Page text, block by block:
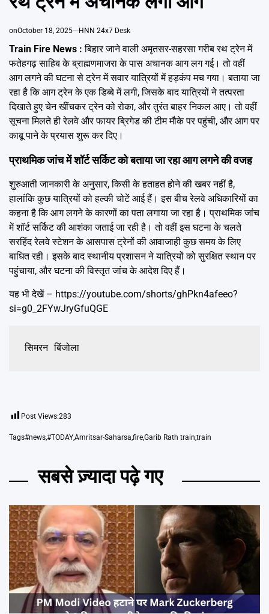
onOctober 18, 2025 HNN 24x7 Desk
Train Fire News : बिहार जाने वाली अमृतसर-सहरसा गरीब रथ ट्रेन में
फतेहगढ़ साहिब के ब्राह्मणमाजरा के पास अचानक आग लग गई। तो वहीं
आग लगने की घटना से ट्रेन में सवार यात्रियों में हड़कंप मच गया। बताया जा
रहा है कि आग ट्रेन के एक डिब्बे में लगी, जिसके बाद यात्रियों ने तत्परता
दिखाते हुए चेन खींचकर ट्रेन को रोका, और तुरंत बाहर निकल आए। तो वहीं
सूचना मिलते ही रेलवे और फायर ब्रिगेड की टीम मौके पर पहुंची, और आग पर
काबू पाने के प्रयास शुरू कर दिए।
प्राथमिक जांच में शॉर्ट सर्किट को बताया जा रहा आग लगने की वजह
शुरुआती जानकारी के अनुसार, किसी के हताहत होने की खबर नहीं है,
हालांकि कुछ यात्रियों को हल्की चोटें आई हैं। इस बीच रेलवे अधिकारियों का
कहना है कि आग लगने के कारणों का पता लगाया जा रहा है। प्राथमिक जांच
में शॉर्ट सर्किट की आशंका जताई जा रही है। तो वहीं इस घटना के चलते
सरहिंद रेलवे स्टेशन के आसपास ट्रेनों की आवाजाही कुछ समय के लिए
बाधित रही। इसके बाद स्थानीय प्रशासन ने यात्रियों को सुरक्षित स्थान पर
पहुंचाया, और घटना की विस्तृत जांच के आदेश दिए हैं।
यह भी देखें – https://youtube.com/shorts/ghPkn4afeeo?
si=g0_2FYwJryGfuQGE
सिमरन बिंजोला
Post Views:283
Tags#news,#TODAY,Amritsar-Saharsa,fire,Garib Rath train,train
सबसे ज़्यादा पढ़े गए